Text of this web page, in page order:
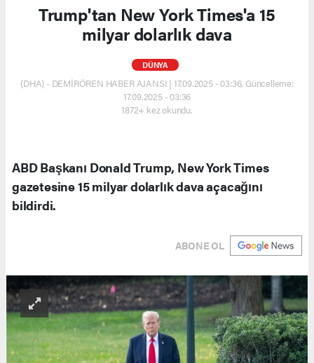
Trump'tan New York Times'a 15
milyar dolarlık dava
DÜNYA
(DHA) - DEMİRÖREN HABER AJANSI | 17.09.2025 - 03:36, Güncelleme:
17.09.2025 - 03:36
1872+ kez okundu.
ABD Başkanı Donald Trump, New York Times
gazetesine 15 milyar dolarlık dava açacağını
bildirdi.
ABONE OL